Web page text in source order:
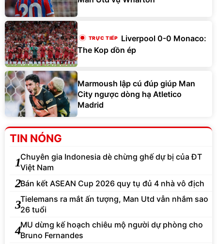
Liverpool 0-0 Monaco:
The Kop dồn ép
Marmoush lập cú đúp giúp Man
City ngược dòng hạ Atletico
Madrid
TIN NÓNG
1Chuyên gia Indonesia dè chừng ghế dự bị của ĐT
Việt Nam
2Bán kết ASEAN Cup 2026 quy tụ đủ 4 nhà vô địch
3Tielemans ra mắt ấn tượng, Man Utd vẫn nhắm sao
26 tuổi
4MU dừng kế hoạch chiêu mộ người dự phòng cho
Bruno Fernandes